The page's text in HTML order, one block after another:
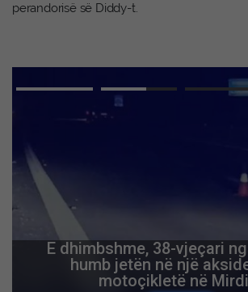
perandorisë së Diddy-t.
E dhimbshme, 38-vjeçari
humb jetën në një
motoçikletë në